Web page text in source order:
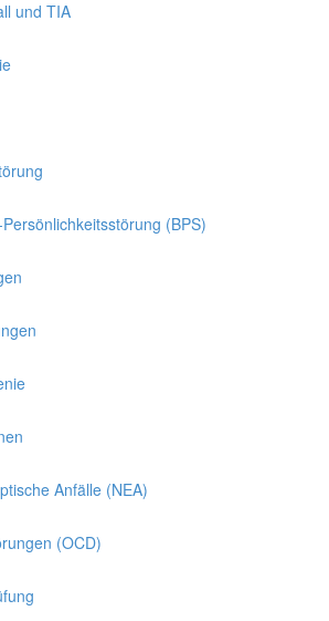
und TIA
(BPS)
Anfälle (NEA)
(OCD)